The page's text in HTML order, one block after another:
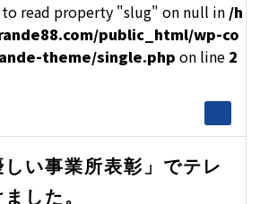
read property "slug" on null in /h
public_html/wp-co
theme/single.php on line 2
しい事業所表彰」でテレ
した。